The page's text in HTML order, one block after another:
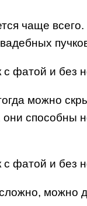
чаще
можно
способны
можно